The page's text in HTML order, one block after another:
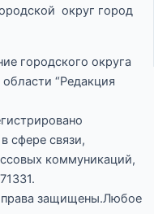
округ город
городского округа
“Редакция
сфере связи,
коммуникаций,
права защищены.Любое